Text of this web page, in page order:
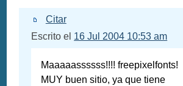
Citar
Escrito el 16 Jul 2004 10:53 am
Maaaaassssss!!!! freepixelfonts!
MUY buen sitio, ya que tiene